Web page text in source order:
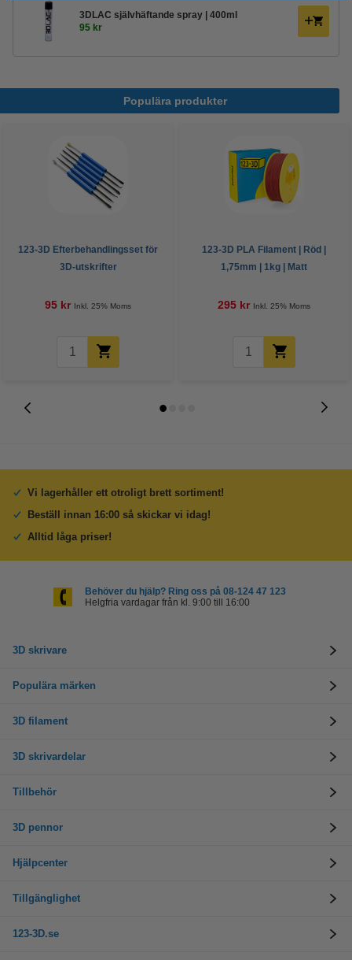
3DLAC självhäftande spray | 400ml
95 kr
Populära produkter
123-3D Efterbehandlingsset för
3D-utskrifter
95 kr Inkl. 25% Moms
123-3D PLA Filament | Röd |
1,75mm | 1kg | Matt
295 kr Inkl. 25% Moms
Vi lagerhåller ett otroligt brett sortiment!
Beställ innan 16:00 så skickar vi idag!
Alltid låga priser!
Behöver du hjälp? Ring oss på 08-124 47 123
Helgfria vardagar från kl. 9:00 till 16:00
3D skrivare
Populära märken
3D filament
3D skrivardelar
Tillbehör
3D pennor
Hjälpcenter
Tillgänglighet
123-3D.se